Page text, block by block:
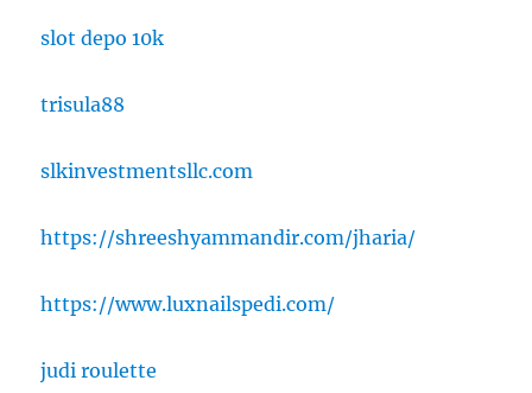
slot depo 10k
trisula88
slkinvestmentsllc.com
https://shreeshyammandir.com/jharia/
https://www.luxnailspedi.com/
judi roulette